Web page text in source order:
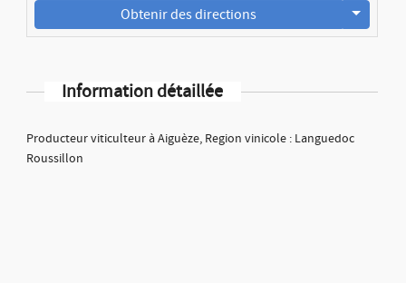
Obtenir des directions
Information détaillée
Producteur viticulteur à Aiguèze, Region vinicole : Languedoc
Roussillon